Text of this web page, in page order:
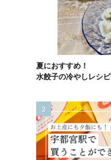
夏におすすめ！
水餃子の冷やしレシピ